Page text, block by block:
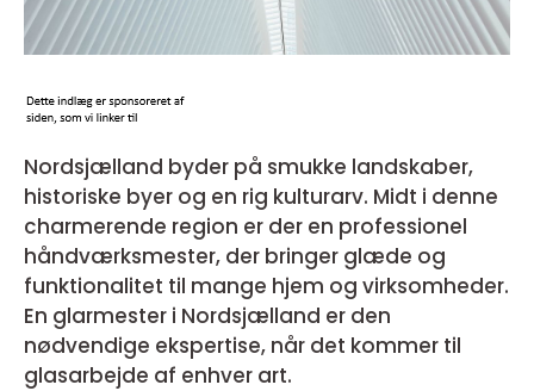
Nordsjælland byder på smukke landskaber,
historiske byer og en rig kulturarv. Midt i denne
charmerende region er der en professionel
håndværksmester, der bringer glæde og
funktionalitet til mange hjem og virksomheder.
En glarmester i Nordsjælland er den
nødvendige ekspertise, når det kommer til
glasarbejde af enhver art.